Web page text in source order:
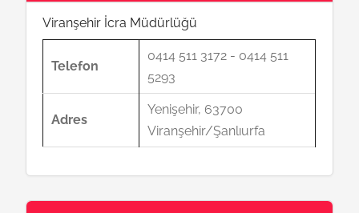
Viranşehir İcra Müdürlüğü
Telefon
0414 511 3172 - 0414 511
5293
Adres
Yenişehir, 63700
Viranşehir/Şanlıurfa